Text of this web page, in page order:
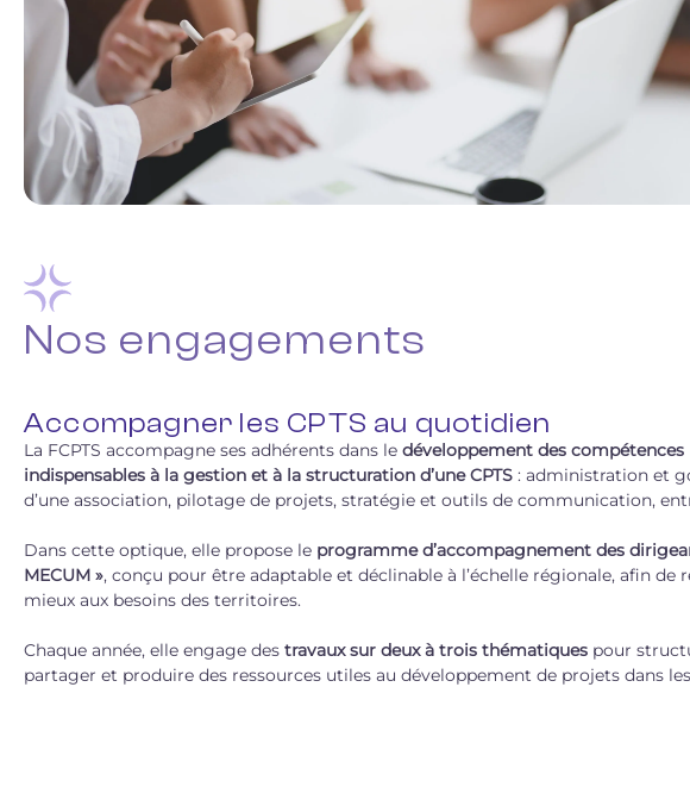
Nos engagements
Accompagner les CPTS au quotidien
La FCPTS accompagne ses adhérents dans le développement des compétences
indispensables à la gestion et à la structuration d’une CPTS : administration et
d’une association, pilotage de projets, stratégie et outils de communication,
Dans cette optique, elle propose le programme d’accompagnement des
MECUM », conçu pour être adaptable et déclinable à l’échelle régionale, afin de
mieux aux besoins des territoires.
Chaque année, elle engage des travaux sur deux à trois thématiques pour
partager et produire des ressources utiles au développement de projets dans